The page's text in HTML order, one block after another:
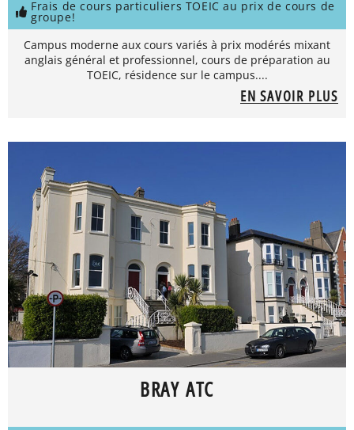
Frais de cours particuliers TOEIC au prix de cours de
groupe!
Campus moderne aux cours variés à prix modérés mixant
anglais général et professionnel, cours de préparation au
TOEIC, résidence sur le campus....
EN SAVOIR PLUS
BRAY ATC